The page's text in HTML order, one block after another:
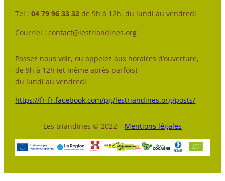
Tel :04 79 96 33 32 de 9h à 12h, du lundi au vendredi
Courriel : contact@lestriandines.org
Passez nous voir, ou appelez aux horaires d’ouverture,
de 9h à 12h (et même après parfois),
du lundi au vendredi
https://fr-fr.facebook.com/pg/lestriandines.org/posts/
Les triandines © 2022 – Mentions légales